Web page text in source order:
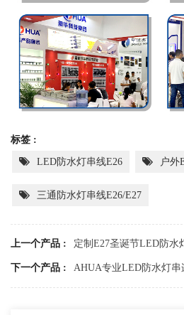
标签 :
LED防水灯串线E26 户外
三通防水灯串线E26/E27
上一个产品 : 定制E27圣诞节LED防水
下一个产品 : AHUA专业LED防水灯串